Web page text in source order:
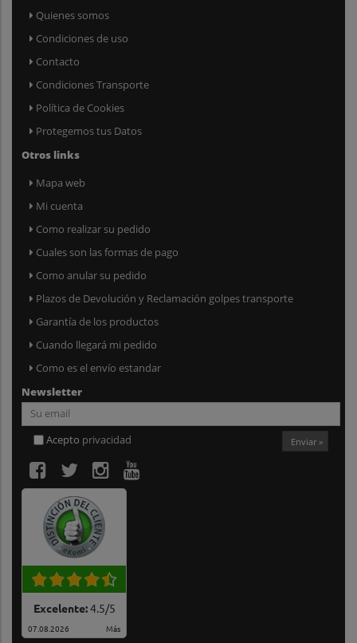
Quienes somos
Condiciones de uso
Contacto
Condiciones Transporte
Política de Cookies
Protegemos tus Datos
Otros links
Mapa web
Mi cuenta
Como realizar su pedido
Cuales son las formas de pago
Como anular su pedido
Plazos de Devolución y Reclamación golpes transporte
Garantía de los productos
Cuando llegará mi pedido
Como es el envío estandar
Newsletter
Acepto privacidad Enviar »
Excelente:4.5/5
07.08.2026 Más